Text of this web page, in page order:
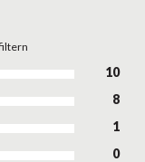
10
8
1
0